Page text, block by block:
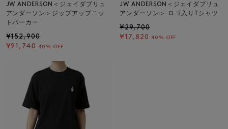
JW ANDERSON＜ジェイダブリュ
アンダーソン＞ジップアップニッ
トパーカー
¥152,900
¥91,740 40% OFF
JW ANDERSON＜ジェイダブリュ
アンダーソン＞ ロゴ入りTシャツ
¥29,700
¥17,820 40% OFF